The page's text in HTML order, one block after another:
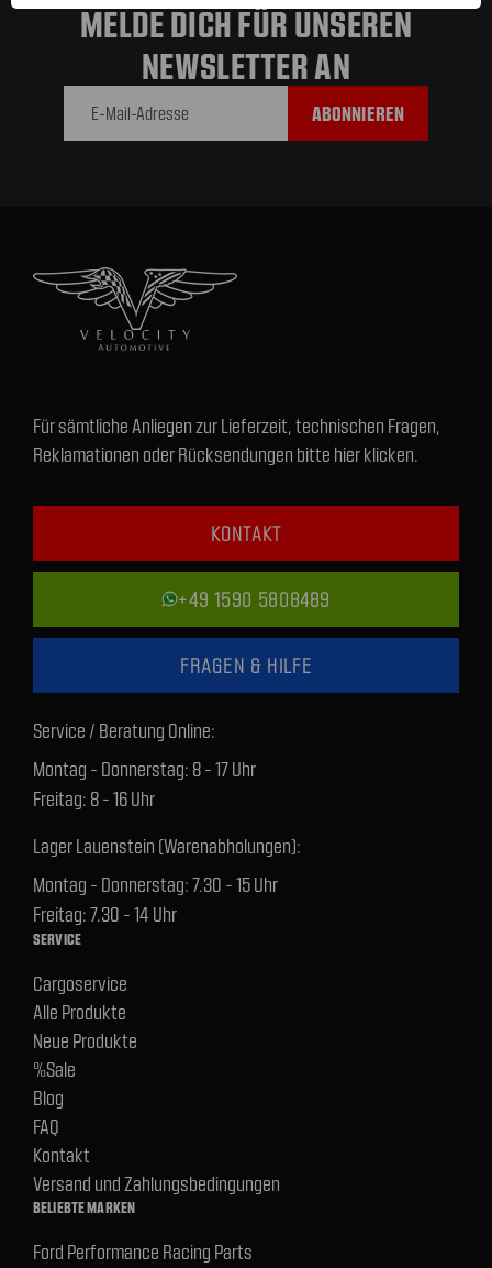
MELDE DICH FÜR UNSEREN
NEWSLETTER AN
Für sämtliche Anliegen zur Lieferzeit, technischen Fragen,
Reklamationen oder Rücksendungen bitte hier klicken.
KONTAKT
+49 1590 5808489
FRAGEN & HILFE
Service / Beratung Online:
Montag - Donnerstag: 8 - 17 Uhr
Freitag: 8 - 16 Uhr
Lager Lauenstein (Warenabholungen):
Montag - Donnerstag: 7.30 - 15 Uhr
Freitag: 7.30 - 14 Uhr
SERVICE
Cargoservice
Alle Produkte
Neue Produkte
%Sale
Blog
FAQ
Kontakt
Versand und Zahlungsbedingungen
BELIEBTE MARKEN
Ford Performance Racing Parts